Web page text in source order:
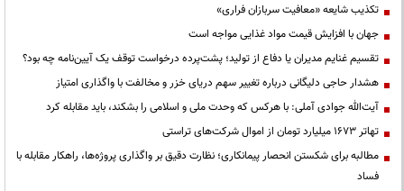
تکذیب شایعه «معافیت سربازان فراری»
جهان با افزایش قیمت مواد غذایی مواجه است
تقسیم غنایم مدیران یا دفاع از تولید؛ پشت‌پرده درخواست توقف یک آیین‌نامه چه بود؟
هشدار حاجی دلیگانی درباره تغییر سهم دریای خزر و مخالفت با واگذاری امتیاز
آیت‌الله جوادی آملی: با هرکس که وحدت ملی و اسلامی را بشکند، باید مقابله کرد
تهاتر ۱۶۷۳ میلیارد تومان از اموال شرکت‌های تراستی
مطالبه برای شکستن انحصار پیمانکاری؛ نظارت دقیق بر واگذاری پروژه‌ها، راهکار مقابله با
فساد